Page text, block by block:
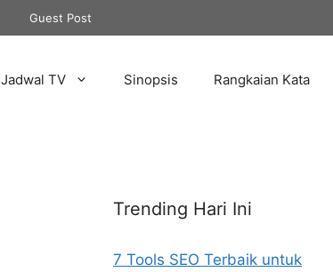
Guest Post
Jadwal TV Sinopsis Rangkaian Kata
Trending Hari Ini
7 Tools SEO Terbaik untuk